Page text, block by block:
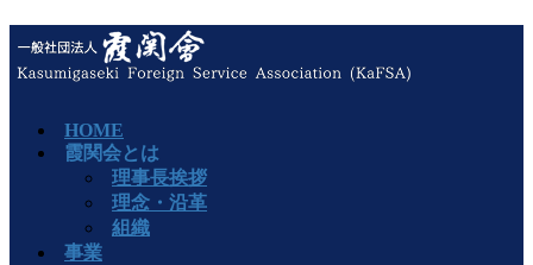
HOME
霞関会とは
理事長挨拶
理念・沿革
組織
事業